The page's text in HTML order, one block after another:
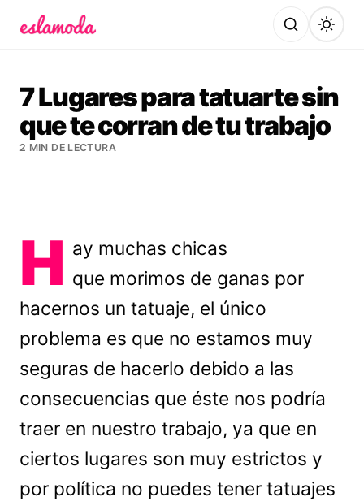
7 Lugares para tatuarte sin
que te corran de tu trabajo
2 MIN DE LECTURA
H ay muchas chicas
que morimos de ganas por
hacernos un tatuaje, el único
problema es que no estamos muy
seguras de hacerlo debido a las
consecuencias que éste nos podría
traer en nuestro trabajo, ya que en
ciertos lugares son muy estrictos y
por política no puedes tener tatuajes